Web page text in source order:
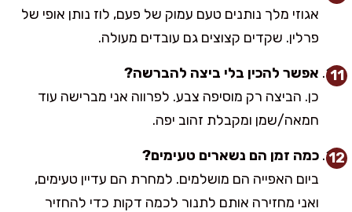
אגוזי מלך נותנים טעם עמוק של פעם, לוז נותן אופי של
פרלין. שקדים קצוצים גם עובדים מעולה.
אפשר להכין בלי ביצה להברשה?
כן. הביצה רק מוסיפה צבע. לפרווה אני מברישה עוד
חמאה/שמן ומקבלת זהוב יפה.
כמה זמן הם נשארים טעימים?
ביום האפייה הם מושלמים. למחרת הם עדיין טעימים,
ואני מחזירה אותם לתנור לכמה דקות כדי להחזיר